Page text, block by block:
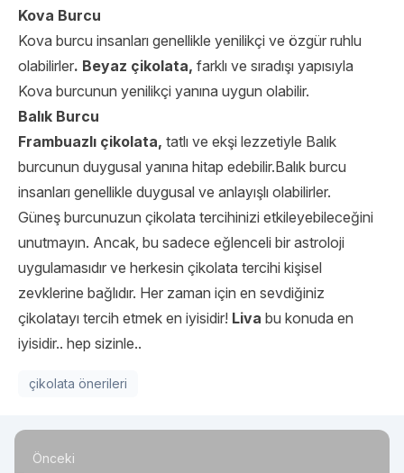
Kova Burcu
Kova burcu insanları genellikle yenilikçi ve özgür ruhlu
olabilirler. Beyaz çikolata, farklı ve sıradışı yapısıyla
Kova burcunun yenilikçi yanına uygun olabilir.
Balık Burcu
Frambuazlı çikolata, tatlı ve ekşi lezzetiyle Balık
burcunun duygusal yanına hitap edebilir.Balık burcu
insanları genellikle duygusal ve anlayışlı olabilirler.
Güneş burcunuzun çikolata tercihinizi etkileyebileceğini
unutmayın. Ancak, bu sadece eğlenceli bir astroloji
uygulamasıdır ve herkesin çikolata tercihi kişisel
zevklerine bağlıdır. Her zaman için en sevdiğiniz
çikolatayı tercih etmek en iyisidir! Liva bu konuda en
iyisidir.. hep sizinle..
çikolata önerileri
Önceki